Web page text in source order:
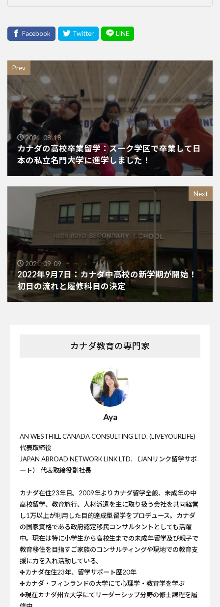
Prev
2021-08-18
カナダの高校卒業留学：スーク学区で卒業して日
本の私立名門大学に進学しました！
Next
2021-09-09
2022年9月7日：カナダ中高校の新学期が開始！
初日の流れと履修科目の決定
カナダ教育の専門家
Aya
AN WESTHILL CANADA CONSULTING LTD. (LIVEYOURLIFE)
代表取締役
JAPAN ABROAD NETWORK LINK LTD. （JANリンク留学サポ
ート） 代表取締役副社長
カナダ在住23年目。2009年よりカナダ留学全般、未成年の中
高校留学、教育旅行、人材派遣を主に取り扱う会社を共同経営
し1万以上が利用した目的達成型留学をプロデュース。カナダ
の国家資格である政府認定移民コンサルタントとしても活躍
中。現在は特に小学生から高校生までの未成年留学及び親子で
教育移住を目指すご家族のコンサルティングや現地での教育支
援に力を入れ活動している。
✤カナダ在住23年、留学サポート歴20年
✤カナダ・フィンランドの大学にて心理学・教育学を学ぶ
✤現在カナダ州立大学にてリーダーシップ分野の修士課程を履